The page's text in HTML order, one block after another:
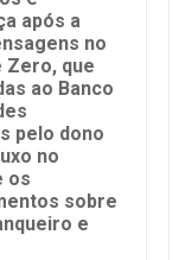
após a
no
Zero, que
ao Banco
pelo dono
no
os
sobre
e